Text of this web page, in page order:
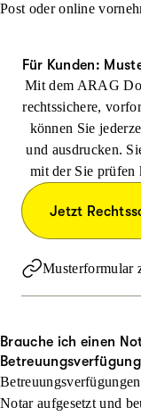
Post oder online
Für Kunden:
Mit dem ARAG
rechtssichere,
können Sie
und ausdrucken.
mit der Sie prüfen
Jetzt
Musterformular
Brauche ich einen
Notar aufgesetzt und